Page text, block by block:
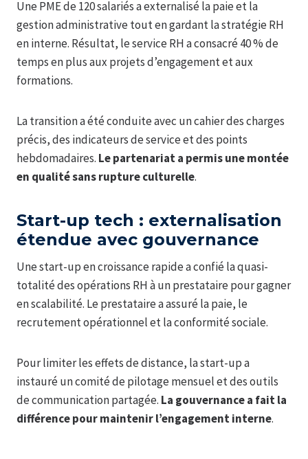
Une PME de 120 salariés a externalisé la paie et la
gestion administrative tout en gardant la stratégie RH
en interne. Résultat, le service RH a consacré 40 % de
temps en plus aux projets d’engagement et aux
formations.
La transition a été conduite avec un cahier des charges
précis, des indicateurs de service et des points
hebdomadaires. Le partenariat a permis une montée
en qualité sans rupture culturelle.
Start-up tech : externalisation
étendue avec gouvernance
Une start-up en croissance rapide a confié la quasi-
totalité des opérations RH à un prestataire pour gagner
en scalabilité. Le prestataire a assuré la paie, le
recrutement opérationnel et la conformité sociale.
Pour limiter les effets de distance, la start-up a
instauré un comité de pilotage mensuel et des outils
de communication partagée. La gouvernance a fait la
différence pour maintenir l’engagement interne.